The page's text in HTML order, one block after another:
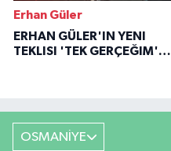
Erhan Güler
ERHAN GÜLER'IN YENI
TEKLISI 'TEK GERÇEĞIM'LE
OSMANİYE